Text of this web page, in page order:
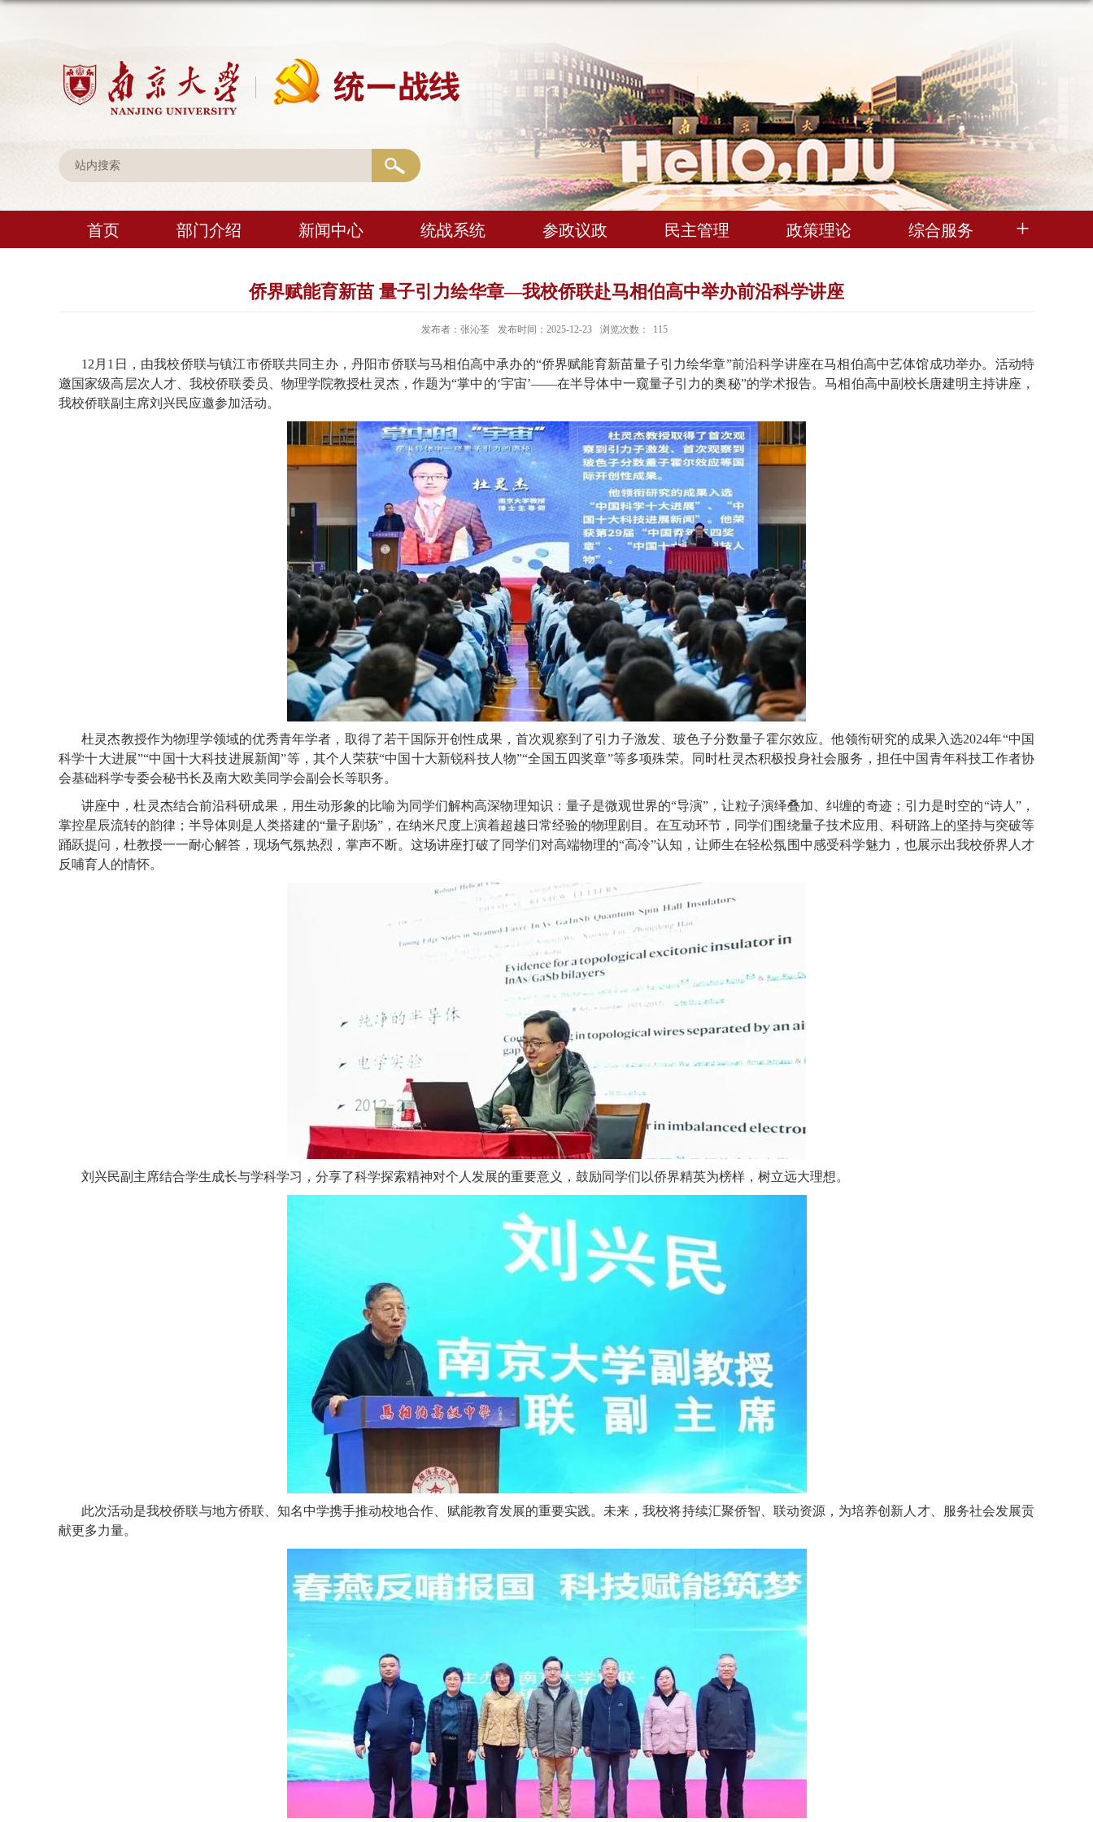
首页 部门介绍 新闻中心 统战系统 参政议政 民主管理 政策理论 综合服务
侨界赋能育新苗 量子引力绘华章—我校侨联赴马相伯高中举办前沿科学讲座
发布者：张沁荃 发布时间：2025-12-23 浏览次数： 115
12 月 1 日，由我校侨联与镇江市侨联共同主办，丹阳市侨联与马相伯高中承办的“侨界赋能育新苗量子引力绘华章”前沿科学讲座在马相伯高中艺体馆成功举办。活动特
邀国家级高层次人才、我校侨联委员、物理学院教授杜灵杰，作题为“掌中的‘宇宙’——在半导体中一窥量子引力的奥秘”的学术报告。马相伯高中副校长唐建明主持讲座，
我校侨联副主席刘兴民应邀参加活动。
杜灵杰教授作为物理学领域的优秀青年学者，取得了若干国际开创性成果，首次观察到了引力子激发、玻色子分数量子霍尔效应。他领衔研究的成果入选2024年“中国
科学十大进展”“中国十大科技进展新闻”等，其个人荣获“中国十大新锐科技人物”“全国五四奖章”等多项殊荣。同时杜灵杰积极投身社会服务，担任中国青年科技工作者协
会基础科学专委会秘书长及南大欧美同学会副会长等职务。
讲座中，杜灵杰结合前沿科研成果，用生动形象的比喻为同学们解构高深物理知识：量子是微观世界的“导演”，让粒子演绎叠加、纠缠的奇迹；引力是时空的“诗人”，
掌控星辰流转的韵律；半导体则是人类搭建的“量子剧场”，在纳米尺度上演着超越日常经验的物理剧目。在互动环节，同学们围绕量子技术应用、科研路上的坚持与突破等
踊跃提问，杜教授一一耐心解答，现场气氛热烈，掌声不断。这场讲座打破了同学们对高端物理的“高冷”认知，让师生在轻松氛围中感受科学魅力，也展示出我校侨界人才
反哺育人的情怀。
刘兴民副主席结合学生成长与学科学习，分享了科学探索精神对个人发展的重要意义，鼓励同学们以侨界精英为榜样，树立远大理想。
此次活动是我校侨联与地方侨联、知名中学携手推动校地合作、赋能教育发展的重要实践。未来，我校将持续汇聚侨智、联动资源，为培养创新人才、服务社会发展贡
献更多力量。